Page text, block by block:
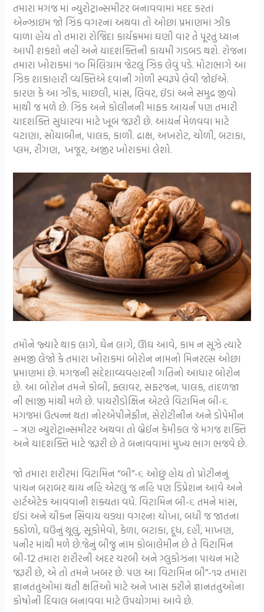
તમારા મગજ માં ન્યુરોટ્રાન્સમીટર બનાવવામાં મદદ કરતાં
એન્ઝાઇમ જો ઝિંક વગરના અથવા તો ઓછા પ્રમાણમાં ઝીંક
વાળા હોય તો તમારા રોજિંદા કાર્યક્રમમાં ઘણી વાર તે પૂરતું ધ્યાન
આપી શકશો નહીં અને યાદશક્તિની કાયમી ગડબડ થશે. રોજના
તમારા ખોરાકમાં ૧૦ મિલિગ્રામ જેટલું ઝિક લેવું પડે. મોટાભાગે આ
ઝિક શાકાહારી વ્યક્તિએ દવાની ગોળી સ્વરૂપે લેવી જોઈએ.
કારણ કે આ ઝીંક, માછલી, માંસ, લિવર, ઈંડાં અને સમુદ્ર જીવો
માથી જ મળે છે. ઝિક અને કોલીનની માફક આયર્ન પણ તમારી
યાદશક્તિ સુધારવા માટે ખૂબ જરૂરી છે. આયર્ન મેળવવા માટે
વટાણા, સોયાબીન, પાલક, કાળી. દ્રાક્ષ, અખરોટ, ચોળી, બટાકા,
પ્લમ, રીંગણ, ખજૂર, અંજીર ખોરાકમાં લેશો.
તમોને જ્યારે થાક લાગે, ઘેન લાગે, ઊંઘ આવે, કામ ન સૂઝે ત્યારે
સમજી લેજો કે તમારા ખોરાકમાં બોરોન નામનો મિનરલ્સ ઓછા
પ્રમાણમાં છે. મગજની સંદેશાવ્યવહારની ગતિનો આધાર બોરોન
છે. આ બોરોન તમને કોબી, ફ્લાવર, સફરજન, પાલક, તાંદળજા
ની ભાજી માંથી મળે છે. પાયરીડોક્ષિન એટલે વિટામિન બી-૬
મગજમાં ઉત્પન્ન થતા નોરએપીનેફ્રીન, સેરોટીનીન અને ડોપેમીન
– ત્રણ ન્યુરોટ્રાન્સમીટર અથવા તો બ્રેઈન કેમીકલ જે મગજ શક્તિ
અને યાદશક્તિ માટે જરૂરી છે તે બનાવવામાં મુખ્ય ભાગ ભજવે છે.
જો તમારા શરીરમાં વિટામિન “બી”-૬ ઓછું હોય તો પ્રોટીનનું
પાચન બરાબર થાય નહિ એટલું જ નહિ પણ ડિપ્રેશન આવે અને
હાર્ટએટેક આવવાની શક્યતા વધે. વિટામિન બી-૬ તમને માંસ,
ઈંડાં અને ચીકન સિવાય ચડ્યા વગરના ચોખા, બધી જ જાતના
કઠોળો, ઘઉંનું થૂલું, સૂકોમેવો, કેળા, બટાકા, દૂધ, દહીં, માખણ,
પનીર માંથી મળે છે.જેનું બીજું નામ કોબાલેમીન છે તે વિટામિન
બી-12 તમારા શરીરની અંદર ચરબી અને ગ્લુકોઝના પાચન માટે
જરૂરી છે, એ તો તમને ખબર છે. પણ આ વિટામિન બી”-૧૨ તમારા
જ્ઞાનતંતુઓમાં થતી ક્ષતિઓ માટે અને ખાસ કરીને જ્ઞાનતંતુઓના
કોષોની દિવાલ બનાવવા માટે ઉપયોગમાં આવે છે.